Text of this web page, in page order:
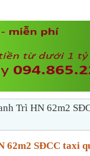
Trì HN 62m2
62m2 SĐCC taxi